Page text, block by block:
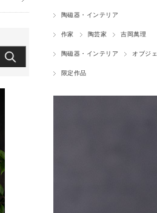
陶磁器・インテリア
作家 陶芸家 吉岡萬理
陶磁器・インテリア オブジェ
限定作品